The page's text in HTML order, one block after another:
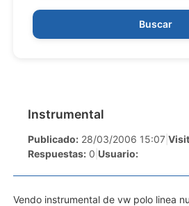
Instrumental
Publicado: 28/03/2006 15:07
Respuestas: 0 Usuario:
Vendo instrumental de vw polo linea
Buscar